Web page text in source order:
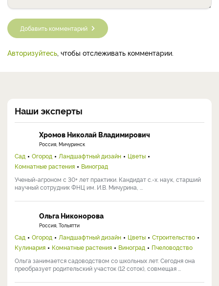
Добавить комментарий
Авторизуйтесь, чтобы отслеживать комментарии.
Наши эксперты
Хромов Николай Владимирович
Россия, Мичуринск
Сад Огород Ландшафтный дизайн
Цветы
Комнатные растения
Виноград
Ученый-агроном с 30+ лет практики. Кандидат с.-х. наук, старший
научный сотрудник ФНЦ им. И.В. Мичурина, ...
Ольга Никонорова
Россия, Тольятти
Сад Огород Ландшафтный дизайн Цветы
Строительство
Кулинария
Комнатные растения Виноград
Пчеловодство
Ольга занимается садоводством со школьных лет. Сегодня она
преобразует родительский участок (12 соток), совмещая ...